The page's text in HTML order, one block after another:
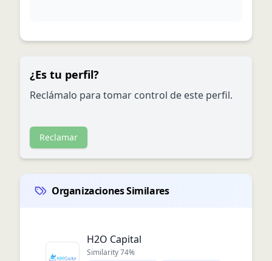
¿Es tu perfil?
Reclámalo para tomar control de este perfil.
Reclamar
Organizaciones Similares
H2O Capital
Similarity74%